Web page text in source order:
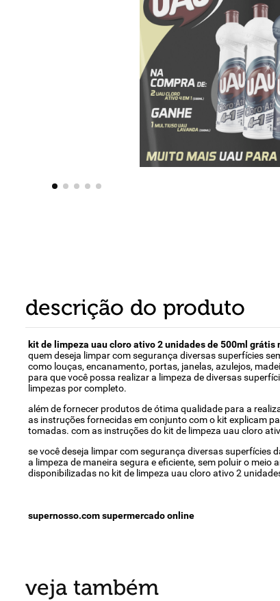
descrição do produto
kit de limpeza uau cloro ativo 2 unidades de 500ml
quem deseja limpar com segurança diversas superfícies
como louças, encanamento, portas, janelas, azulejos,
para que você possa realizar a limpeza de diversas
limpezas por completo.
além de fornecer produtos de ótima qualidade para a
as instruções fornecidas em conjunto com o kit explicam
tomadas. com as instruções do kit de limpeza uau cloro
se você deseja limpar com segurança diversas superfícies
a limpeza de maneira segura e eficiente, sem poluir o
disponibilizadas no kit de limpeza uau cloro ativo 2
supernosso.com supermercado online
veja também
8º detergente
macarrão
10º chocolate